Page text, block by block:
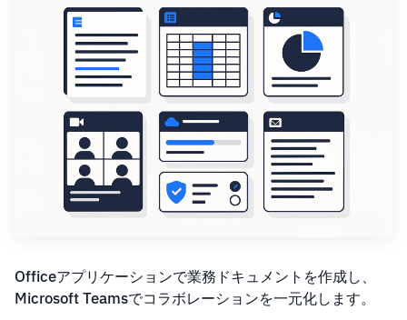
Officeアプリケーションで業務ドキュメントを作成し、
Microsoft Teamsでコラボレーションを一元化します。